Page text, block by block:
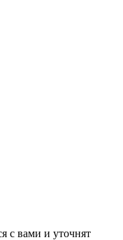
с вами и уточнят